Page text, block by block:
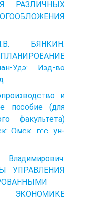
РАЗЛИЧНЫХ
БЯНКИН.
Удэ: Изд-во
и
пособие (для
факультета)
Омск. гос. ун-
УПРАВЛЕНИЯ